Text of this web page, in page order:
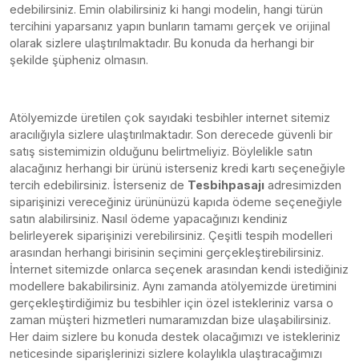
edebilirsiniz. Emin olabilirsiniz ki hangi modelin, hangi türün
tercihini yaparsanız yapın bunların tamamı gerçek ve orijinal
olarak sizlere ulaştırılmaktadır. Bu konuda da herhangi bir
şekilde şüpheniz olmasın.
Atölyemizde üretilen çok sayıdaki tesbihler internet sitemiz
aracılığıyla sizlere ulaştırılmaktadır. Son derecede güvenli bir
satış sistemimizin olduğunu belirtmeliyiz. Böylelikle satın
alacağınız herhangi bir ürünü isterseniz kredi kartı seçeneğiyle
tercih edebilirsiniz. İsterseniz de Tesbihpasajı adresimizden
siparişinizi vereceğiniz ürününüzü kapıda ödeme seçeneğiyle
satın alabilirsiniz. Nasıl ödeme yapacağınızı kendiniz
belirleyerek siparişinizi verebilirsiniz. Çeşitli tespih modelleri
arasından herhangi birisinin seçimini gerçekleştirebilirsiniz.
İnternet sitemizde onlarca seçenek arasından kendi istediğiniz
modellere bakabilirsiniz. Aynı zamanda atölyemizde üretimini
gerçekleştirdiğimiz bu tesbihler için özel istekleriniz varsa o
zaman müşteri hizmetleri numaramızdan bize ulaşabilirsiniz.
Her daim sizlere bu konuda destek olacağımızı ve istekleriniz
neticesinde siparişlerinizi sizlere kolaylıkla ulaştıracağımızı